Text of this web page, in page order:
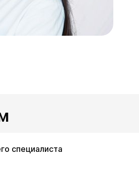
специалиста